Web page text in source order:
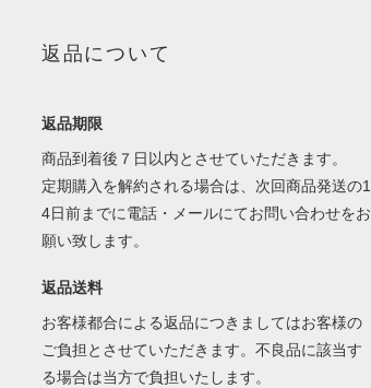
返品について
返品期限
商品到着後７日以内とさせていただきます。
定期購入を解約される場合は、次回商品発送の1
4日前までに電話・メールにてお問い合わせをお
願い致します。
返品送料
お客様都合による返品につきましてはお客様の
ご負担とさせていただきます。不良品に該当す
る場合は当方で負担いたします。